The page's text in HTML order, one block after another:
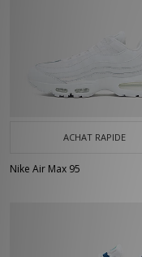
ACHAT RAPIDE
Nike Air Max 95